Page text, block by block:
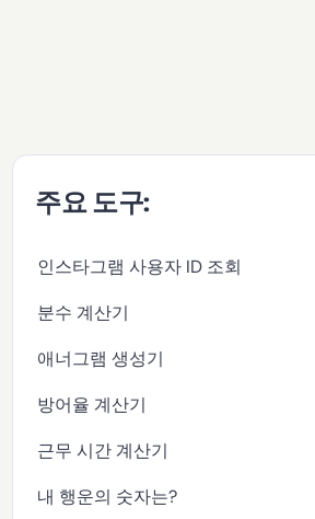
주요 도구:
인스타그램 사용자 ID 조회
분수 계산기
애너그램 생성기
방어율 계산기
근무 시간 계산기
내 행운의 숫자는?